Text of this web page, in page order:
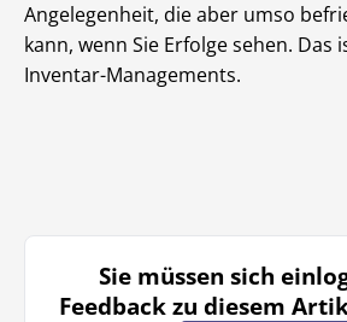
Angelegenheit, die aber umso
kann, wenn Sie Erfolge sehen. Das
Inventar-Managements.
Sie müssen sich
Feedback zu diesem